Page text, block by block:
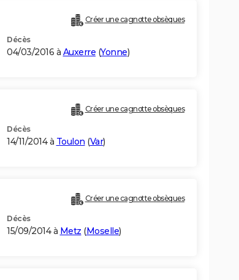
Créer une cagnotte obsèques
Décès
04/03/2016 à Auxerre (Yonne)
Créer une cagnotte obsèques
Décès
14/11/2014 à Toulon (Var)
Créer une cagnotte obsèques
Décès
15/09/2014 à Metz (Moselle)